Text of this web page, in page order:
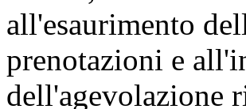
all'esaurimento
prenotazioni e
dell'agevolazione